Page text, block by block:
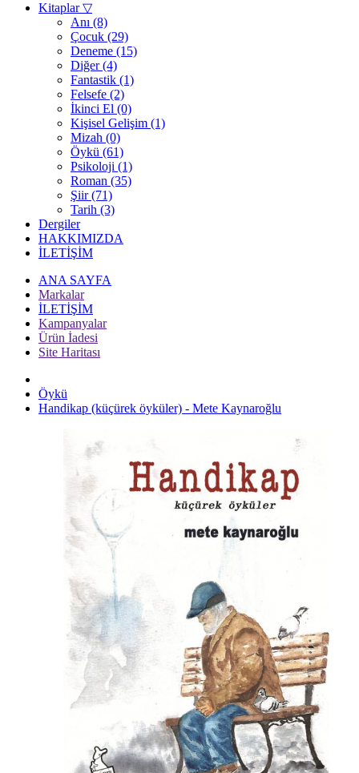
Kitaplar▽
Anı (8)
Çocuk (29)
Deneme (15)
Diğer (4)
Fantastik (1)
Felsefe (2)
İkinci El (0)
Kişisel Gelişim (1)
Mizah (0)
Öykü (61)
Psikoloji (1)
Roman (35)
Şiir (71)
Tarih (3)
Dergiler
HAKKIMIZDA
İLETİŞİM
ANA SAYFA
Markalar
İLETİŞİM
Kampanyalar
Ürün İadesi
Site Haritası
Öykü
Handikap (küçürek öyküler) - Mete Kaynaroğlu